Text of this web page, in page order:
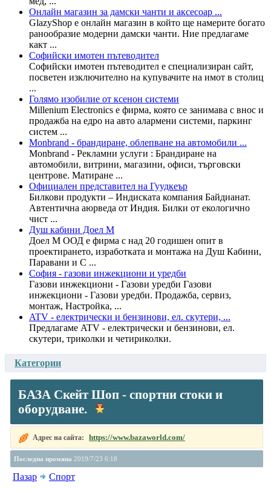
Онлайн магазин за дамски чанти и аксесоар ...
GlazyShop е онлайн магазин в който ще намерите богато
ранообразие модерни дамски чанти. Ние предлагаме
какт ...
Софийски имотен пътеводител
Софийски имотен пътеводител е специализиран сайт,
посветен изключително на купувачите на имот в столиц
...
Голямо изобилие от ксенон системи
Millenium Electronics е фирма, която се занимава с внос и
продажба на едро на авто алармени системи, паркинг
систем ...
Monbrand - брандиране, облепване на автомобили ...
Monbrand - Рекламни услуги : Брандиране на
автомобили, витрини, магазини, офиси, търговски
центрове. Матиране ...
Официален представител на Гуудкеър
Билкови продукти – Индиската компания Байдианат.
Автентична аюрведа от Индия. Билки от екологично
чист ...
Душ кабини Доел М
Доел М ООД е фирма с над 20 годишен опит в
проектирането, изработката и монтажа на Душ Кабини,
Паравани и С ...
София - газови инжекциони и уредби
Газови инжекциони - Газови уредби Газови
инжекциони - Газови уредби. Продажба, сервиз,
монтаж, Настройка, ...
ATV - електрически и бензинови, ел. скутери, ...
Предлагаме ATV - електрически и бензинови, ел.
скутери, триколки и четириколки.
Категории
БАЗА Скейт Шоп - спортни стоки и
оборудване.
Адрес на сайта: https://www.bazaworld.com/
Последна промяна 2019/7/23 6:18
Пазар Спорт